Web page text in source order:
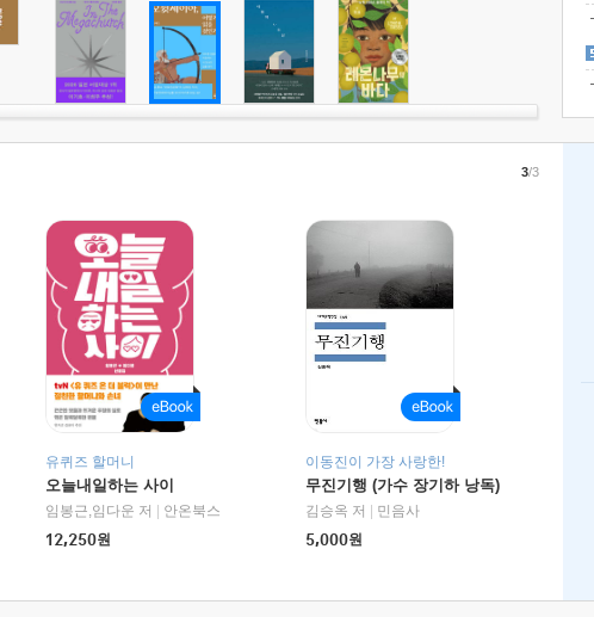
유퀴즈 할머니
오늘내일하는 사이
임봉근,임다운 저
안온북스
12,250원
이동진이 가장 사랑한!
무진기행 (가수 장기하 낭독)
김승옥 저
민음사
5,000원
3/3